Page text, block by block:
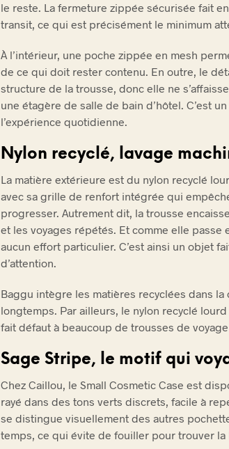
le reste. La fermeture zippée sécurisée fait
transit, ce qui est précisément le minimum
À l’intérieur, une poche zippée en mesh
de ce qui doit rester contenu. En outre, le
structure de la trousse, donc elle ne
une étagère de salle de bain d’hôtel. C’est
l’expérience quotidienne.
Nylon recyclé, lavage
La matière extérieure est du nylon recyclé
avec sa grille de renfort intégrée qui
progresser. Autrement dit, la trousse
et les voyages répétés. Et comme elle passe
aucun effort particulier. C’est ainsi un objet
d’attention.
Baggu intègre les matières recyclées dans
longtemps. Par ailleurs, le nylon recyclé
fait défaut à beaucoup de trousses de
Sage Stripe, le motif qui
Chez Caillou, le Small Cosmetic Case est
rayé dans des tons verts discrets, facile à
se distingue visuellement des autres
temps, ce qui évite de fouiller pour trouver la